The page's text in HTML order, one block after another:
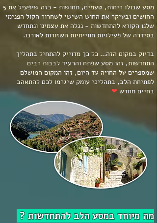
מסע שכולו ריחות, טעמים, תחושות - כזה שיפעיל את 5
החושים ובעיקר את החוש השישי לשחרור הקול הפנימי
שלנו הקורא להתחדשות - נגלה את עצמינו ונתחדש
בסידרה של פעילויות חווייתיות השזורות לאורכו.
בדיוק במקום הזה... כל כך מדוייק להתחיל בתהליך
התחדשות, זהו מסע שפתח והרעיד לבבות רבים
שמספרים על החויה עד היום, זהו המקום המושלם
לפתיחת הלב, בתהליכי עומק שיגרמו לכם להתאהב
בחיים מחדש ❤
מה מיוחד במסע הלב להתחדשות ?